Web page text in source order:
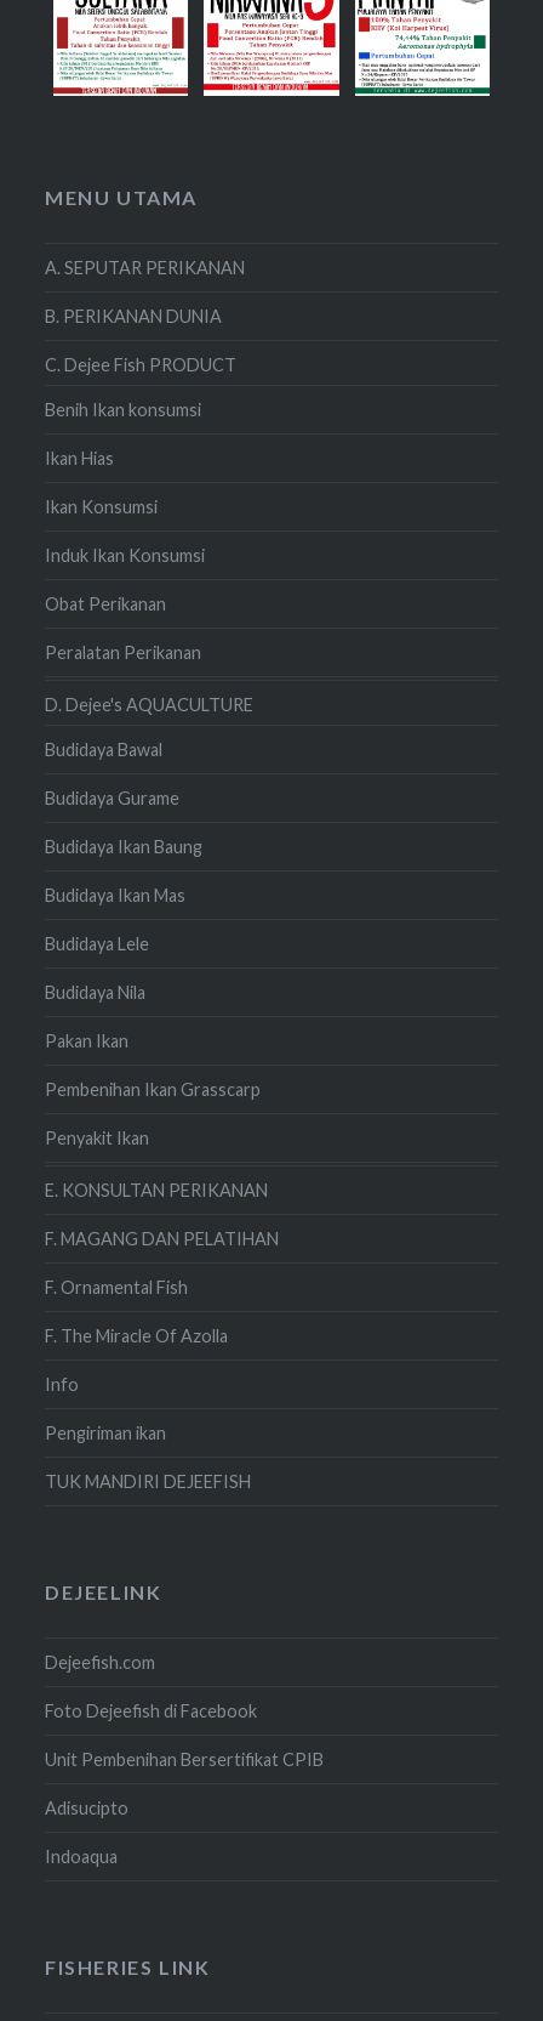
MENU UTAMA
A. SEPUTAR PERIKANAN
B. PERIKANAN DUNIA
C. Dejee Fish PRODUCT
Benih Ikan konsumsi
Ikan Hias
Ikan Konsumsi
Induk Ikan Konsumsi
Obat Perikanan
Peralatan Perikanan
D. Dejee's AQUACULTURE
Budidaya Bawal
Budidaya Gurame
Budidaya Ikan Baung
Budidaya Ikan Mas
Budidaya Lele
Budidaya Nila
Pakan Ikan
Pembenihan Ikan Grasscarp
Penyakit Ikan
E. KONSULTAN PERIKANAN
F. MAGANG DAN PELATIHAN
F. Ornamental Fish
F. The Miracle Of Azolla
Info
Pengiriman ikan
TUK MANDIRI DEJEEFISH
DEJEELINK
Dejeefish.com
Foto Dejeefish di Facebook
Unit Pembenihan Bersertifikat CPIB
Adisucipto
Indoaqua
FISHERIES LINK